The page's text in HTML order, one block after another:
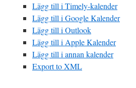
Lägg till i Timely-kalender
Lägg till i Google Kalender
Lägg till i Outlook
Lägg till i Apple Kalender
Lägg till i annan kalender
Export to XML